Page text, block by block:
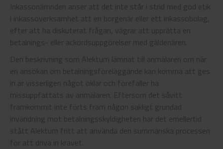
Inkassonämnden anser att det inte står i strid med god etik
i inkassoverksamhet att en borgenär eller ett inkassobolag,
efter att ha diskuterat frågan, vägrar att upprätta en
betalnings- eller ackordsuppgörelser med gäldenären.
Den beskrivning som Alektum lämnat till anmälaren om när
en ansökan om betalningsföreläggande kan komma att ges
in är visserligen något oklar och förefaller ha
missuppfattats av anmälaren. Eftersom det såvitt
framkommit inte förts fram någon sakligt grundad
invändning mot betalningsskyldigheten har det emellertid
stått Alektum fritt att använda den summariska processen
för att driva in kravet.